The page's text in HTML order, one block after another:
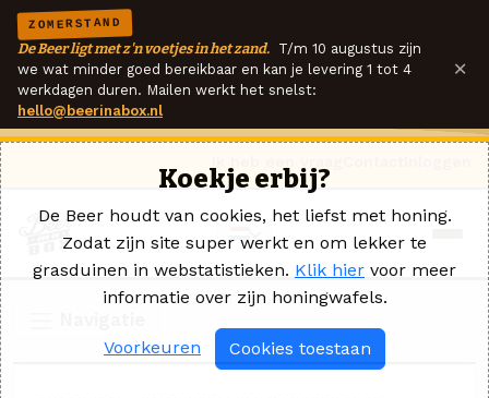
ZOMERSTAND
De Beer ligt met z'n voetjes in het zand. T/m 10 augustus zijn
we wat minder goed bereikbaar en kan je levering 1 tot 4
werkdagen duren. Mailen werkt het snelst:
hello@beerinabox.nl
×
Koekje erbij?
De Beer houdt van cookies, het liefst met honing.
Zodat zijn site super werkt en om lekker te
grasduinen in webstatistieken. Klik hier voor meer
informatie over zijn honingwafels.
Voorkeuren Cookies toestaan